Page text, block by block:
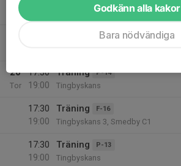
Tingbyskans C-Plan 2
Fotbolls träning F-12/13
20
Tor
17:30
19:00
Träning P-14
Tingbyskans
17:30
19:00
Träning F-16
Tingbyskans 3, Smedby C1
17:30
19:00
Träning P-13
Tingbyskans
Godkänn alla kakor
Bara nödvändiga